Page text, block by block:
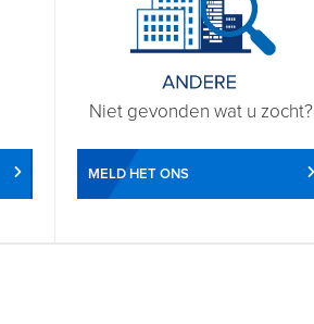
Niet gevonden wat u zocht?
MELD HET ONS